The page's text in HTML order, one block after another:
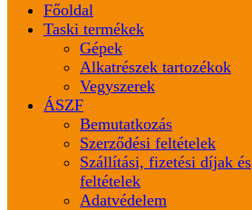
Főoldal
Taski termékek
Gépek
Alkatrészek tartozékok
Vegyszerek
ÁSZF
Bemutatkozás
Szerződési feltételek
Szállítási, fizetési díjak és
feltételek
Adatvédelem